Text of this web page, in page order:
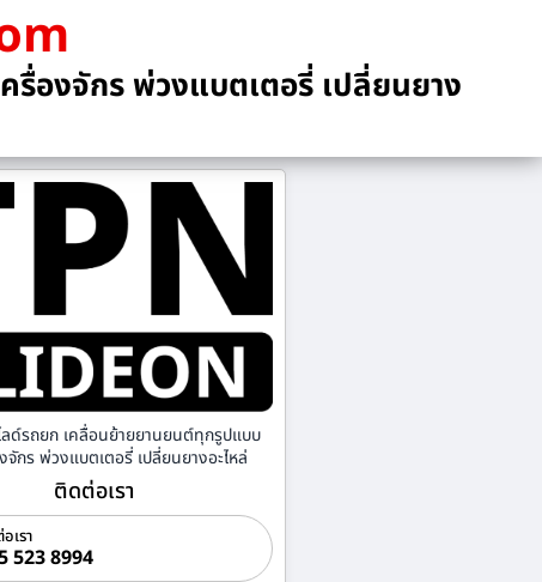
องจักร พ่วงแบตเตอรี่ เปลี่ยนยาง
ลด์รถยก เคลื่อนย้ายยานยนต์ทุกรูปแบบ
จักร พ่วงแบตเตอรี่ เปลี่ยนยางอะไหล่
ติดต่อเรา
เรา
523 8994